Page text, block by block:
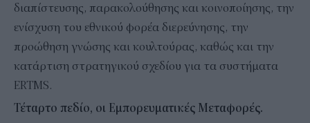
διαπίστευσης, παρακολούθησης και κοινοποίησης, την
ενίσχυση του εθνικού φορέα διερεύνησης, την
προώθηση γνώσης και κουλτούρας, καθώς και την
κατάρτιση στρατηγικού σχεδίου για τα συστήματα
ERTMS.
Τέταρτο πεδίο, οι Εμπορευματικές Μεταφορές.